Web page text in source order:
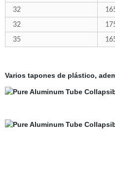
32
32
35
Varios tapones de plástico,